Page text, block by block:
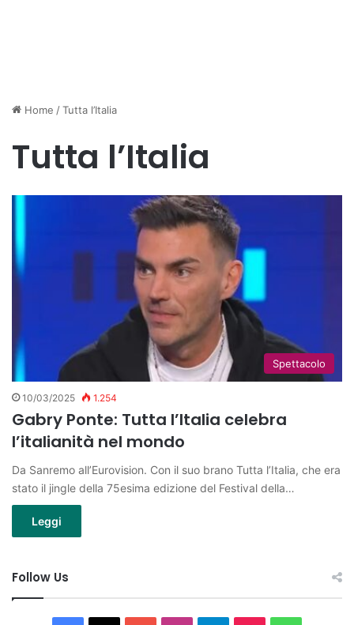
Home /Tutta l’Italia
Tutta l’Italia
Spettacolo
10/03/2025 1.254
Gabry Ponte: Tutta l’Italia celebra
l’italianità nel mondo
Da Sanremo all’Eurovision. Con il suo brano Tutta l’Italia, che era
stato il jingle della 75esima edizione del Festival della…
Leggi
Follow Us